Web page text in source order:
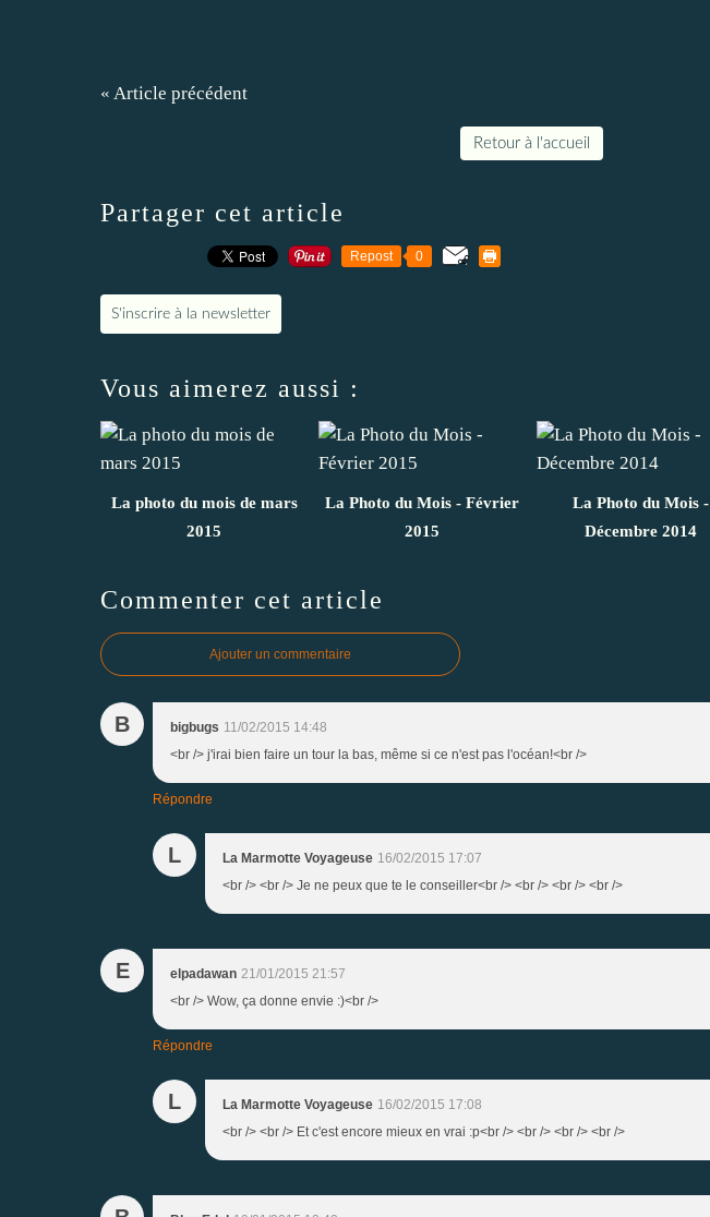
« Article précédent
Retour à l'accueil
Partager cet article
Repost 0
S'inscrire à la newsletter
Vous aimerez aussi :
La photo du mois de mars
2015
La Photo du Mois - Février
2015
La Photo du Mois -
Décembre 2014
Commenter cet article
Ajouter un commentaire
B bigbugs 11/02/2015 14:48
<br /> j'irai bien faire un tour la bas, même si ce n'est pas l'océan!<br />
Répondre
L La Marmotte Voyageuse 16/02/2015 17:07
<br /> <br /> Je ne peux que te le conseiller<br /> <br /> <br /> <br />
E elpadawan 21/01/2015 21:57
<br /> Wow, ça donne envie :)<br />
Répondre
L La Marmotte Voyageuse 16/02/2015 17:08
<br /> <br /> Et c'est encore mieux en vrai :p<br /> <br /> <br /> <br />